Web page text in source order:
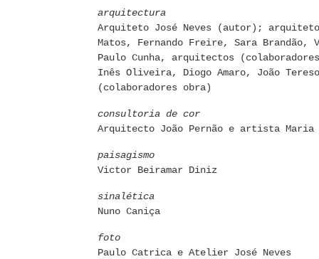
arquitectura
Arquiteto José Neves (autor);
Matos, Fernando Freire, Sara Brandão,
Paulo Cunha, arquitectos
Inês Oliveira, Diogo Amaro, João
(colaboradores obra)
consultoria de cor
Arquitecto João Pernão e artista Maria
paisagismo
Victor Beiramar Diniz
sinalética
Nuno Caniça
foto
Paulo Catrica e Atelier José Neves